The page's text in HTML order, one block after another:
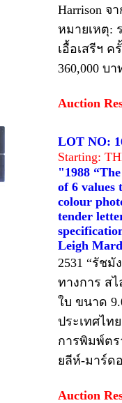
Harrison จ
หมายเหตุ:
เอื้อเสรีฯ ค
360,000 บ
Auction
LOT NO:
Starting:
"1988
of 6 values
colour
tender
Leigh
2531 “รัชมั
ทางการ สไ
ใบ ขนาด
ประเทศไท
การพิมพ์ต
ยลีห์-มาร์ด
Auction